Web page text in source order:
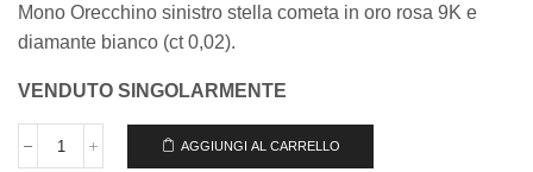
Mono Orecchino sinistro stella cometa in oro rosa 9K e
diamante bianco (ct 0,02).
VENDUTO SINGOLARMENTE
AGGIUNGI AL CARRELLO